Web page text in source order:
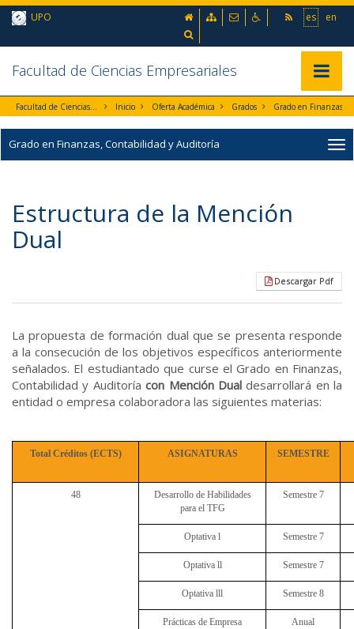
Ir al contenido principal de la página (alt + s)
Ir a la cabecera de la página (alt + c)
Ir al menú principal (alt + u)
es en
UPO inicio Mapa webContactoAccesibilidad
Facultad de Ciencias Empresariales
Facultad de Ciencias Empresariales Inicio Oferta Académica Grados
Grado en Finanzas, Contabilidad y Auditoría
Estructura de la Mención
Dual
Descargar Pdf
La propuesta de formación dual que se presenta responde
a la consecución de los objetivos específicos anteriormente
señalados. El estudiantado que curse el Grado en Finanzas,
Contabilidad y Auditoríacon Mención Dualdesarrollará en la
entidad o empresa colaboradora las siguientes materias:
Total Créditos (ECTS) ASIGNATURAS SEMESTRE
48
Desarrollo de Habilidades
para el TFG
Semestre 7
Optativa l Semestre 7
Optativa ll Semestre 7
Optativa lll Semestre 8
Prácticas de Empresa Anual